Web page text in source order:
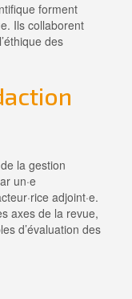
forment
Ils collaborent
des
la gestion
un·e
adjoint·e.
axes de la revue,
d’évaluation des